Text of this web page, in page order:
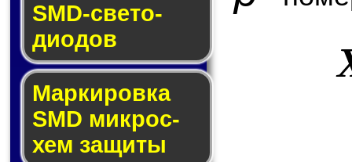
SMD-све­то­
дио­дов
Мар­ки­ров­ка
SMD мик­рос­
хем защиты